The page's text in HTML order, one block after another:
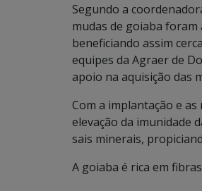
Segundo a
mudas de goiaba
beneficiando assim
equipes da Agraer de
apoio na aquisição das
Com a implantação e
elevação da imunidade
sais minerais,
A goiaba é rica em